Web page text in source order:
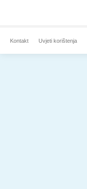
Kontakt Uvjeti korištenja